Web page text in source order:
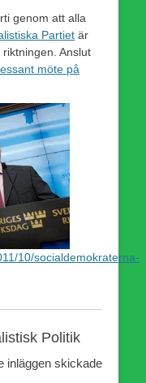
genom att alla
Partiet är
Anslut
möte på
10/socialdemokraterna-
Politik
inläggen skickade